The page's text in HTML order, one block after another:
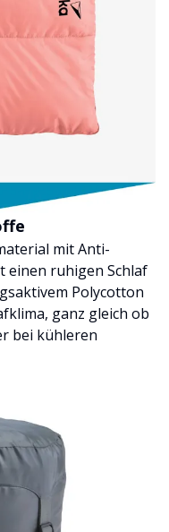
mit Anti-
einen ruhigen Schlaf
Polycotton
ganz gleich ob
bei kühleren